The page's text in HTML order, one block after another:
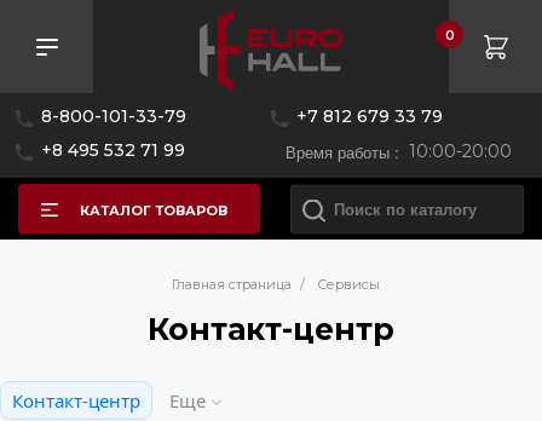
8-800-101-33-79
+7 812 679 33 79
+8 495 532 71 99
Время работы : 10:00-20:00
0
КАТАЛОГ ТОВАРОВ
Главная страница / Сервисы
Контакт-центр
Контакт-центр Еще